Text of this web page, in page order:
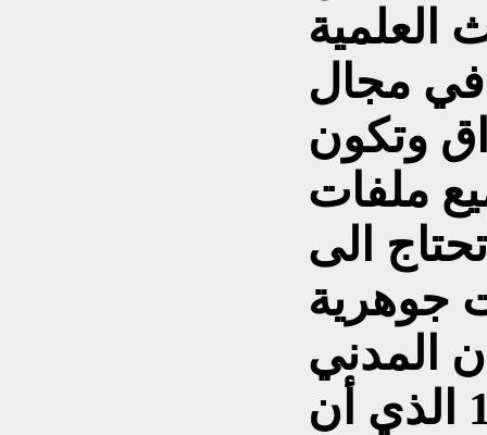
العلمية
في مجال
وتكون
ملفات
الى
جوهرية
المدني
العراقي 148 لعام 1974 الذي أن